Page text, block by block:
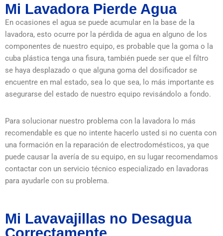
Mi Lavadora Pierde Agua
En ocasiones el agua se puede acumular en la base de la
lavadora, esto ocurre por la pérdida de agua en alguno de los
componentes de nuestro equipo, es probable que la goma o la
cuba plástica tenga una fisura, también puede ser que el filtro
se haya desplazado o que alguna goma del dosificador se
encuentre en mal estado, sea lo que sea, lo más importante es
asegurarse del estado de nuestro equipo revisándolo a fondo.
Para solucionar nuestro problema con la lavadora lo más
recomendable es que no intente hacerlo usted si no cuenta con
una formación en la reparación de electrodomésticos, ya que
puede causar la avería de su equipo, en su lugar recomendamos
contactar con un servicio técnico especializado en lavadoras
para ayudarle con su problema.
Mi Lavavajillas no Desagua